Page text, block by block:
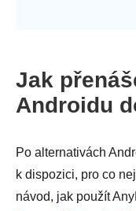
Jak
Androidu
Po alternativách
k dispozici, pro co
návod, jak použít